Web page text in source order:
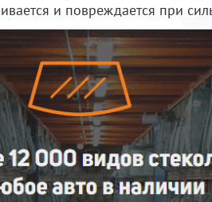
и повреждается при